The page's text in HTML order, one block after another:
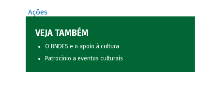
Ações
VEJA TAMBÉM
O BNDES e o apoio à cultura
Patrocínio a eventos culturais